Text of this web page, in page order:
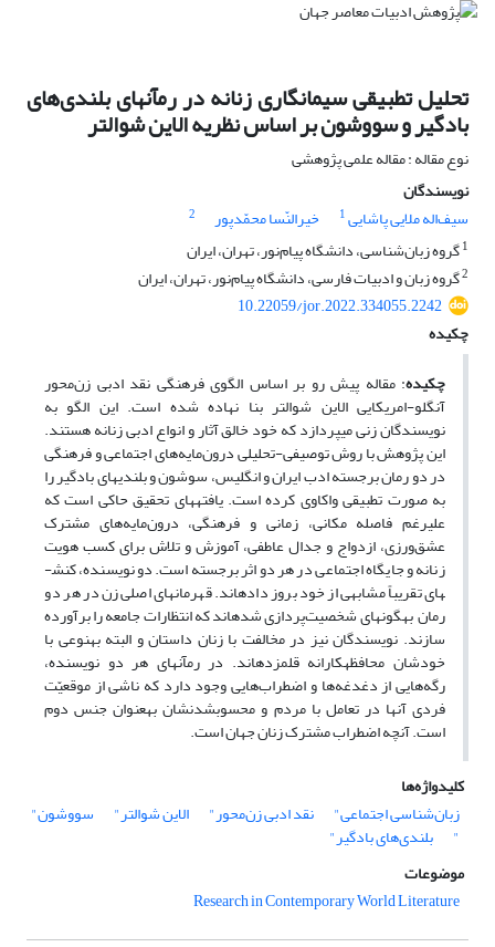
تحلیل تطبیقی سیمانگاری زنانه در رمآنهای بلندی‌های
بادگیر و سووشون بر اساس نظریه الاین شوالتر
نوع مقاله : مقاله علمی پژوهشی
نویسندگان
سیف‌اله ملایی پاشایی1 خیرالنّسا محمّدپور
2
1گروه زبان‌شناسی، دانشگاه پیام‌نور، تهران، ایران
2گروه زبان و ادبیات فارسی، دانشگاه پیام‌نور، تهران، ایران
10.22059/jor.2022.334055.2242
چکیده
چکیده: مقاله پیش رو بر اساس الگوی فرهنگی نقد ادبی زن‌محور
آنگلو-امریکایی الاین شوالتر بنا نهاده‌ شده ‌است. این الگو به
نویسندگان زنی می­پردازد که خود خالق آثار و انواع ادبی زنانه هستند.
این پژوهش با روش توصیفی-تحلیلی درون‌مایه‌های اجتماعی و فرهنگی
در دو رمان برجسته ادب ایران و انگلیس، سوشون و بلندی­های بادگیر را
به صورت تطبیقی واکاوی کرده است. یافته­های تحقیق حاکی است که
علی­رغم فاصله مکانی، زمانی و فرهنگی، درون‌مایه‌های مشترک
عشق‌ورزی، ازدواج و جدال عاطفی، آموزش و تلاش برای کسب هویت
زنانه و جایگاه اجتماعی در هر دو اثر برجسته است. دو نویسنده، کنش­
های تقریباً مشابهی از خود بروز داده­اند. قهرمان­های اصلی زن در هر دو
رمان به­گونه­ای شخصیت‌پردازی شده­اند که انتظارات جامعه را برآورده
سازند. نویسندگان نیز در مخالفت با زنان داستان و البته به­نوعی با
خودشان محافظه­کارانه قلم­زده­اند. در رمآنهای هر دو نویسنده،
رگه‌هایی از دغدغه‌ها و اضطراب‌هایی وجود دارد که ناشی از موقعیّت
فردی آنها در تعامل با مردم و محسوب­شدنشان به­عنوان جنس دوم
است. آنچه اضطراب مشترک زنان جهان است.
کلیدواژه‌ها
زبان‌شناسی اجتماعی"
نقد ادبی زن‌محور" الاین شوالتر" سووشون"
"
بلندی‌های بادگیر"
موضوعات
Research in Contemporary World Literature